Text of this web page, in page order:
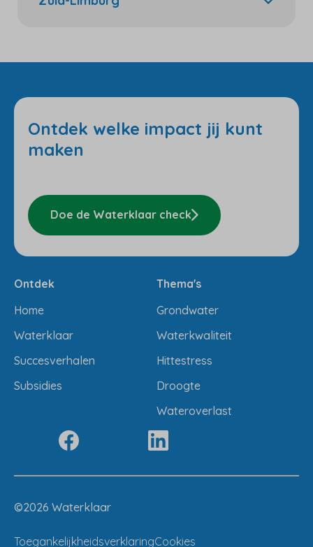
Ontdek welke impact jij kunt
maken
Doe de Waterklaar check
Ontdek
Home
Waterklaar
Succesverhalen
Subsidies
Thema's
Grondwater
Waterkwaliteit
Hittestress
Droogte
Wateroverlast
Volg ons(Opent in een nieuw tabblad)
(Opent in een nieuw tabblad)
(Opent in een nieuw tabblad)
©2026 Waterklaar
ToegankelijkheidsverklaringCookies